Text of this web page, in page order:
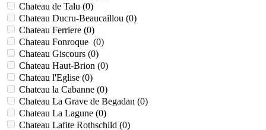
Chateau de Talu (0)
Chateau Ducru-Beaucaillou (0)
Chateau Ferriere (0)
Chateau Fonroque (0)
Chateau Giscours (0)
Chateau Haut-Brion (0)
Chateau l'Eglise (0)
Chateau la Cabanne (0)
Chateau La Grave de Begadan (0)
Chateau La Lagune (0)
Chateau Lafite Rothschild (0)